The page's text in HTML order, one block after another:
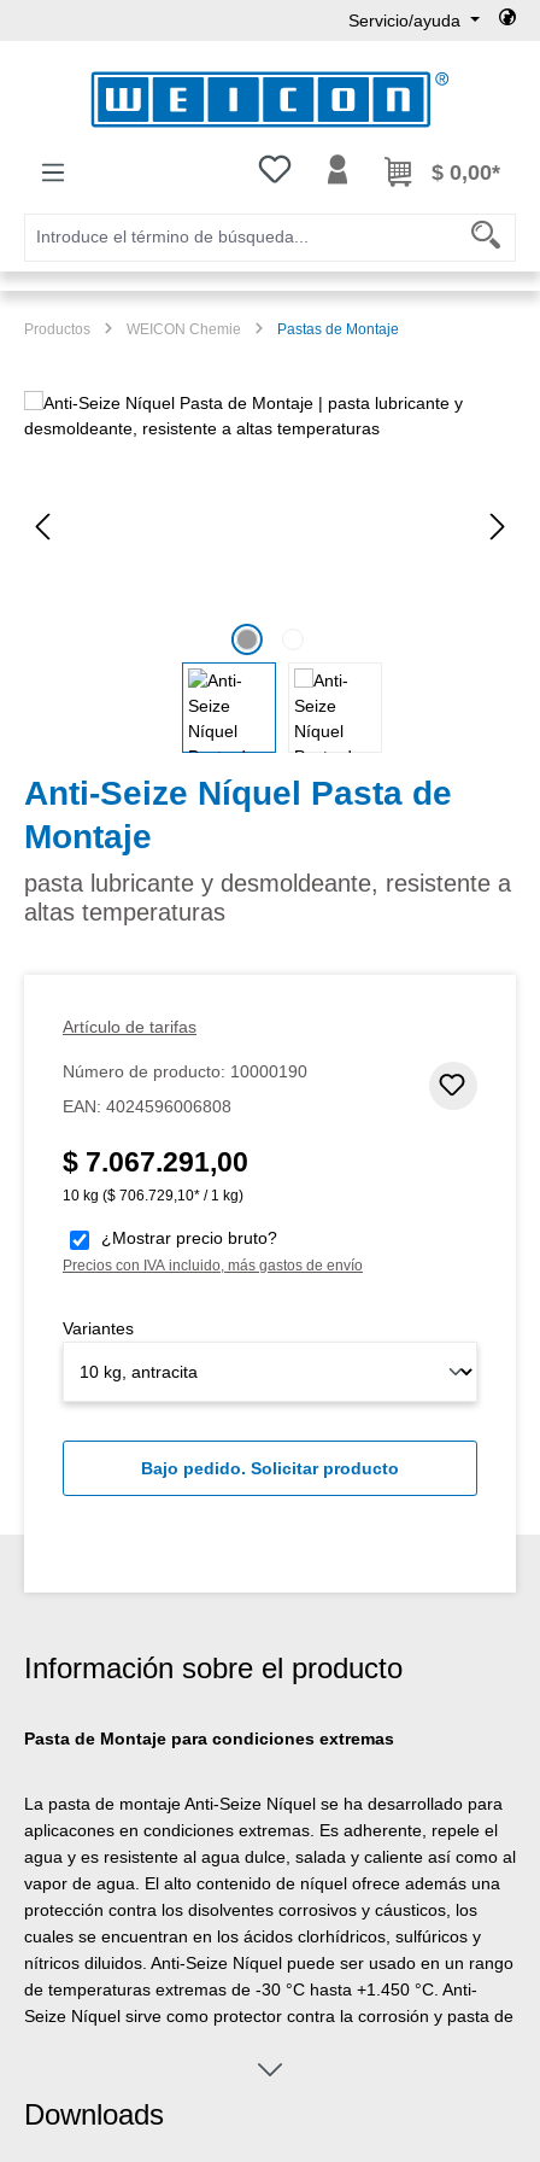
Servicio/ayuda
Tienes 0 artículos en tu lista de
$ 0,00*
Productos WEICON Chemie Pastas de Montaje
Omitir galería de imágenes
Anti-Seize Níquel Pasta de
Montaje
pasta lubricante y desmoldeante, resistente a
altas temperaturas
Artículo de tarifas
Número de producto: 10000190
EAN: 4024596006808
Precio normal:
$ 7.067.291,00
10 kg ($ 706.729,10* / 1 kg)
¿Mostrar precio bruto?
Precios con IVA incluido, más gastos de envío
Variantes
Bajo pedido. Solicitar producto
Información sobre el producto
Pasta de Montaje para condiciones extremas
La pasta de montaje Anti-Seize Níquel se ha desarrollado para
aplicacones en condiciones extremas. Es adherente, repele el
agua y es resistente al agua dulce, salada y caliente así como al
vapor de agua. El alto contenido de níquel ofrece además una
protección contra los disolventes corrosivos y cáusticos, los
cuales se encuentran en los ácidos clorhídricos, sulfúricos y
nítricos diluidos. Anti-Seize Níquel puede ser usado en un rango
de temperaturas extremas de -30 °C hasta +1.450 °C. Anti-
Seize Níquel sirve como protector contra la corrosión y pasta de
de montaje sometidas a altas cargas estáticas y dinámicas así
elevadas de trabajo. La pasta protege de corrosión,
Downloads